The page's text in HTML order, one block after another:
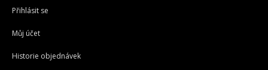
Přihlásit se
Můj účet
Historie objednávek